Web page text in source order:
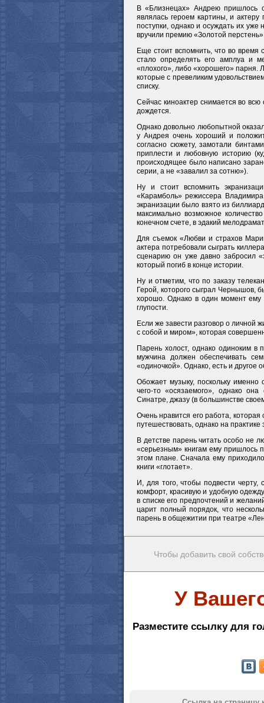
В «Близнецах» Андрею пришлось
являлась героем картины, и актеру
поступки, однако и осуждать их
вручили премию «Золотой
Еще стоит вспомнить, что во
стало определять его амплуа и
«плохого», либо «хорошего» парня.
которые с превеликим
списку.
Сейчас киноактер снимается во
дождется.
Однако довольно любопытной
у Андрея очень хороший и
согласно сюжету, замотали
приплести и любовную историю
происходящее было написано
серии, а не «завалил за сотню»).
Ну и стоит вспомнить
«Карамболь» режиссера
экранизации было взято из
максимально возможное
конечном счете, в эдакий
Для съемок «Любви и страхов
актера потребовали сыграть
сценарию он уже давно забросил
который погиб в конце истории.
Ну и отметим, что по заказу
Герой, которого сыграл Чернышов,
хорошо. Однако в один момент ему
глупости.
Если же завести разговор о
с собой и миром», которая
Парень холост, однако одиноким
мужчина должен обеспечивать
«одиночкой». Однако, есть и другое
Обожает музыку, поскольку именно
чего-то «осязаемого», однако
Синатре, джазу (в большинстве
Очень нравится его работа,
путешествовать, однако на
В детстве парень читать особо не
«серьезным» книгам ему пришлось
этом плане. Сначала ему
книги «глотает».
И, для того, чтобы подвести
комфорт, красивую и удобную
в списке его предпочтений и
царит полный порядок, что
парень в общежитии при театре
Чтобы добавить свой
У
Разместите ссылку для